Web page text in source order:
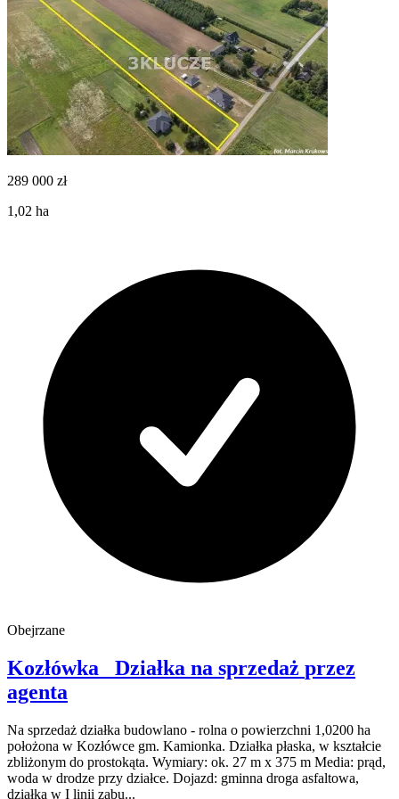
289 000 zł
1,02 ha
Obejrzane
Kozłówka Działka na sprzedaż przez
agenta
Na sprzedaż działka budowlano - rolna o powierzchni 1,0200 ha
położona w Kozłówce gm. Kamionka. Działka płaska, w kształcie
zbliżonym do prostokąta. Wymiary: ok. 27 m x 375 m Media: prąd,
woda w drodze przy działce. Dojazd: gminna droga asfaltowa,
działka w I linii zabu...